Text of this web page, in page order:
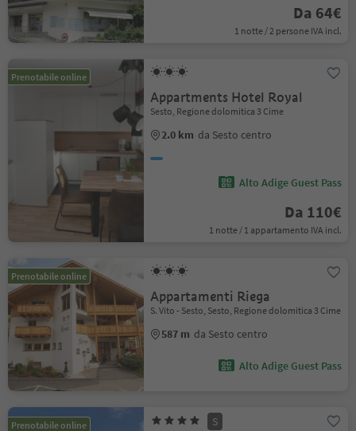
Da 64€
1 notte / 2 persone IVA incl.
Prenotabile online
Appartments Hotel Royal
Sesto, Regione dolomitica 3 Cime
2.0 km da Sesto centro
Alto Adige Guest Pass
Da 110€
1 notte / 1 appartamento IVA incl.
Prenotabile online
Appartamenti Riega
S. Vito - Sesto, Sesto, Regione dolomitica 3 Cime
587 m da Sesto centro
Alto Adige Guest Pass
Prenotabile online S